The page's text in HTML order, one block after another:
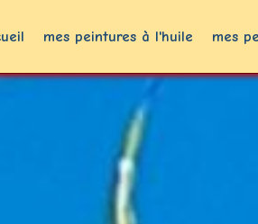
mes peintures à l'huile mes